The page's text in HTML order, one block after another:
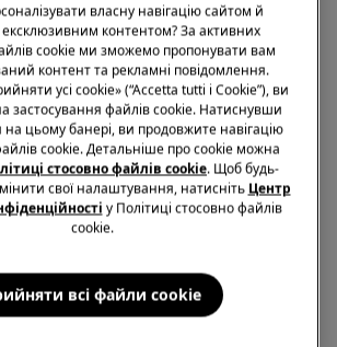
з
1 Колір
Плавки Бікіні Бразиліано
Високі зі Зборками з
Переробленої Мікрофібри
669,00 грн. 299,00 грн.-55%
власну навігацію сайтом й
ексклюзивним контентом? За активних
cookie ми зможемо пропонувати вам
контент та рекламні повідомлення.
усі cookie» (“Accetta tutti i Cookie”), ви
застосування файлів cookie. Натиснувши
на цьому банері, ви продовжите навігацію
cookie. Детальніше про cookie можна
стосовно файлів cookie. Щоб будь-
свої налаштування, натисніть Центр
у Політиці стосовно файлів
cookie.
всі файли сookie